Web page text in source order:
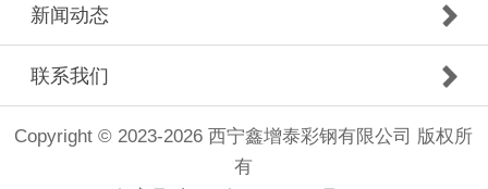
新闻动态
联系我们
Copyright © 2023-2026 西宁鑫增泰彩钢有限公司 版权所
有